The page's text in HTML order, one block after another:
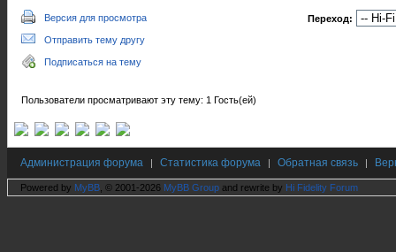
Версия для просмотра
Отправить тему другу
Подписаться на тему
Переход:
Пользователи просматривают эту тему: 1 Гость(ей)
Администрация форума | Статистика форума | Обратная связь |
Powered by MyBB , © 2001-2026 MyBB Group and rewrite by Hi Fidelity Forum